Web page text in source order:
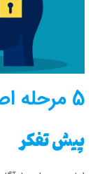
5 مرحله اصلی تغییر کردن
پیش تفکر